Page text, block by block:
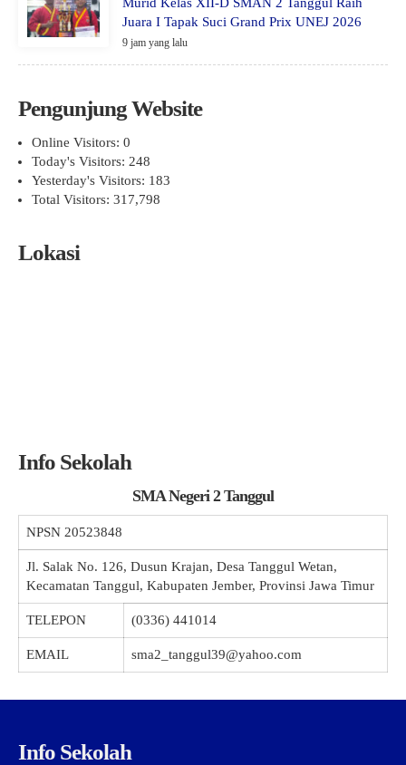
Juara I Tapak Suci Grand Prix UNEJ 2026
9 jam yang lalu
Pengunjung Website
Online Visitors: 0
Today's Visitors: 248
Yesterday's Visitors: 183
Total Visitors: 317,798
Lokasi
Info Sekolah
SMA Negeri 2 Tanggul
NPSN 20523848
Jl. Salak No. 126, Dusun Krajan, Desa Tanggul Wetan,
Kecamatan Tanggul, Kabupaten Jember, Provinsi Jawa Timur
TELEPON (0336) 441014
EMAIL sma2_tanggul39@yahoo.com
Info Sekolah